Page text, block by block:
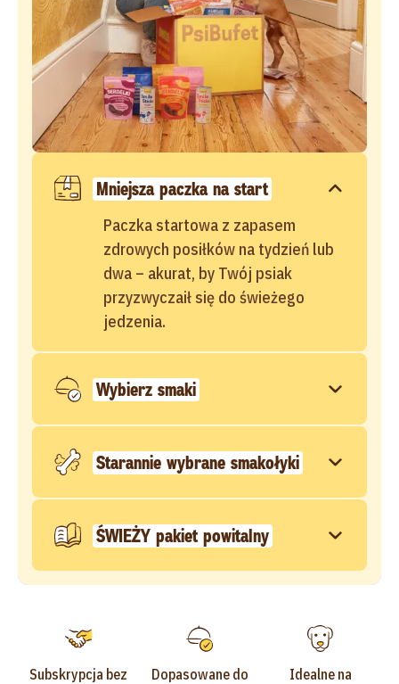
Mniejsza paczka na start
Paczka startowa z zapasem
zdrowych posiłków na tydzień lub
dwa – akurat, by Twój psiak
przyzwyczaił się do świeżego
jedzenia.
Wybierz smaki
Starannie wybrane smakołyki
ŚWIEŻY pakiet powitalny
Subskrypcja bez
Dopasowane do
Idealne na